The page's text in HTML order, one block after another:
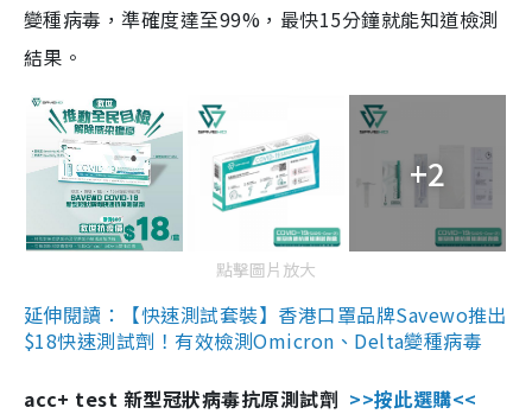
變種病毒，準確度達至99%，最快15分鐘就能知道檢測
結果。
+2
點擊圖片放大
延伸閱讀：【快速測試套裝】香港口罩品牌Savewo推出
$18快速測試劑！有效檢測Omicron、Delta變種病毒
acc+ test 新型冠狀病毒抗原測試劑 >>按此選購<<